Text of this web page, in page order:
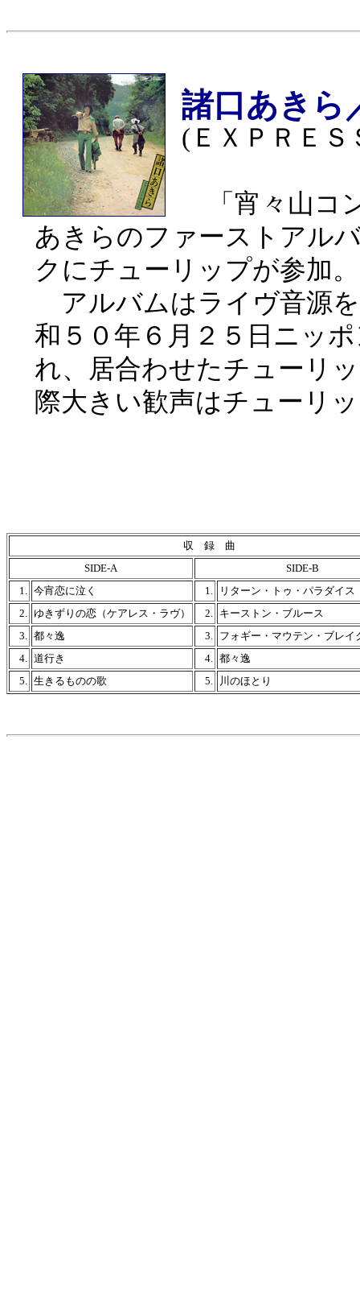
諸口あきら
(ＥＸＰＲＥＳ
「宵々山コ
あきらのファーストアル
クにチューリップが参加。
アルバムはライヴ音源
和５０年６月２５日ニッ
れ、居合わせたチューリ
際大きい歓声はチューリ
収 録 曲
SIDE-A
SIDE-B
1.
今宵恋に泣く 1.
リターン・トゥ・パラダイス
2.
ゆきずりの恋（ケアレス・ラヴ） 2.
キーストン・ブルース
3.
都々逸 3.
フォギー・マウテン・ブレイ
4.
道行き 4.
都々逸
5.
生きるものの歌 5. 川のほとり